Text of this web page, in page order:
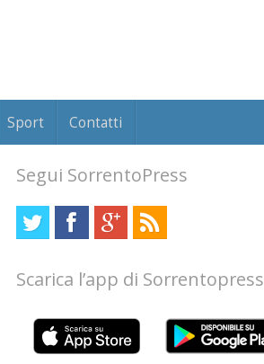
Sport Contatti
Segui SorrentoPress
Scarica l’app di Sorrentopress